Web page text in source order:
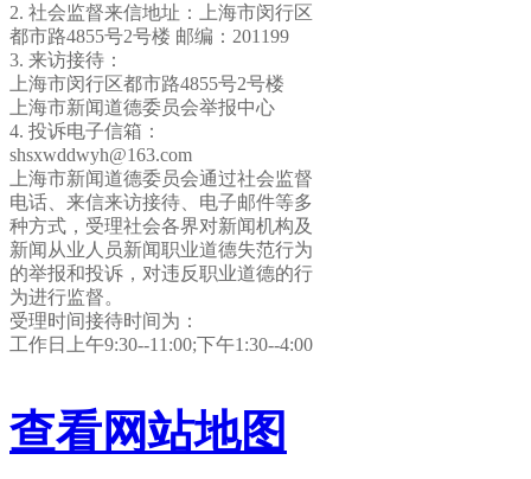
2. 社会监督来信地址：上海市闵行区
都市路4855号2号楼 邮编：201199
3. 来访接待：
上海市闵行区都市路4855号2号楼
上海市新闻道德委员会举报中心
4. 投诉电子信箱：
shsxwddwyh@163.com
上海市新闻道德委员会通过社会监督
电话、来信来访接待、电子邮件等多
种方式，受理社会各界对新闻机构及
新闻从业人员新闻职业道德失范行为
的举报和投诉，对违反职业道德的行
为进行监督。
受理时间接待时间为：
工作日上午9:30--11:00;下午1:30--4:00
查看网站地图